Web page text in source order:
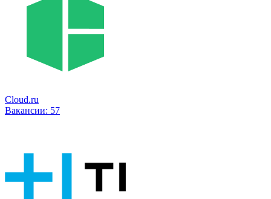
Cloud.ru
Вакансии: 57